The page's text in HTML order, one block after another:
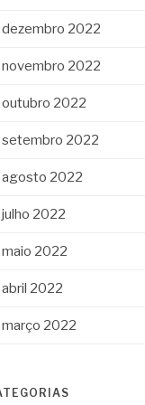
dezembro 2022
novembro 2022
outubro 2022
setembro 2022
agosto 2022
julho 2022
maio 2022
abril 2022
março 2022